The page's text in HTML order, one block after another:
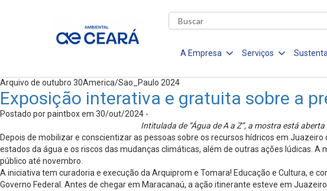
A Empresa Serviços
Arquivo de outubro 30America/Sao_Paulo 2024
Exposição interativa e gratuita sobre a
Postado por paintbox em 30/out/2024 -
Intitulada de “Água de A a Z”, a mostra está
Depois de mobilizar e conscientizar as pessoas sobre os recursos hídricos em
estados da água e os riscos das mudanças climáticas, além de outras ações lúdicas.
público até novembro.
A iniciativa tem curadoria e execução da Arquiprom e Tomara! Educação e Cultura, e
Governo Federal. Antes de chegar em Maracanaú, a ação itinerante esteve em